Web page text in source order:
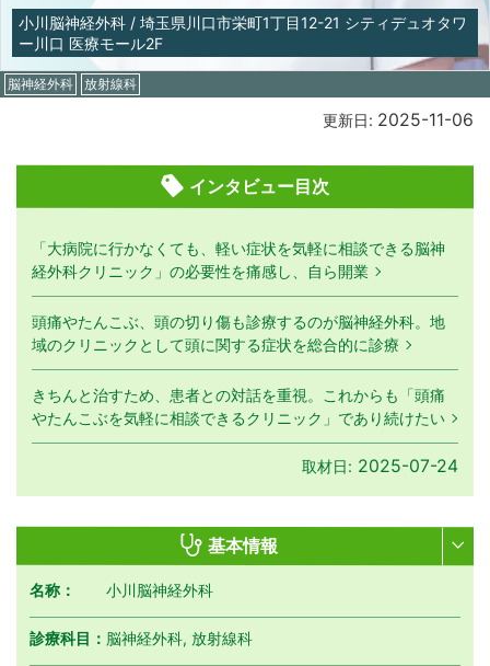
小川脳神経外科 / 埼玉県川口市栄町1丁目12-21 シティデュオタワ
ー川口 医療モール2F
脳神経外科 放射線科
更新日: 2025-11-06
インタビュー目次
「大病院に行かなくても、軽い症状を気軽に相談できる脳神
経外科クリニック」の必要性を痛感し、自ら開業
頭痛やたんこぶ、頭の切り傷も診療するのが脳神経外科。地
域のクリニックとして頭に関する症状を総合的に診療
きちんと治すため、患者との対話を重視。これからも「頭痛
やたんこぶを気軽に相談できるクリニック」であり続けたい
取材日: 2025-07-24
基本情報
名称： 小川脳神経外科
診療科目： 脳神経外科, 放射線科